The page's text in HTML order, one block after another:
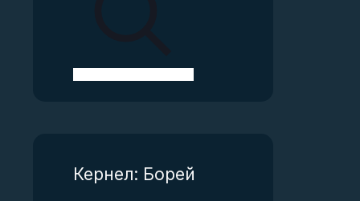
Кернел: Борей